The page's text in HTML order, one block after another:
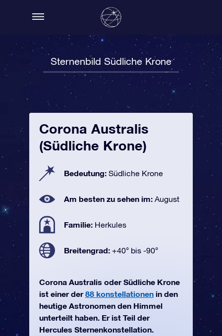
Sternenbild Südliche Krone
Corona Australis
(Südliche Krone)
Bedeutung: Südliche Krone
Am besten zu sehen im: August
Familie: Herkules
Breitengrad: +40° bis -90°
Corona Australis oder Südliche Krone
ist einer der88 konstellationen in den
heutige Astronomen den Himmel
unterteilt haben. Er ist Teil der
Hercules Sternenkonstellation.